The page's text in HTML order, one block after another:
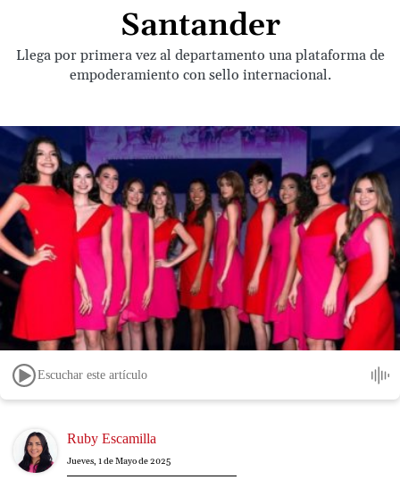
Santander
Llega por primera vez al departamento una plataforma de
empoderamiento con sello internacional.
Escuchar este artículo
Image Ruby Escamilla
Jueves, 1 de Mayo de 2025